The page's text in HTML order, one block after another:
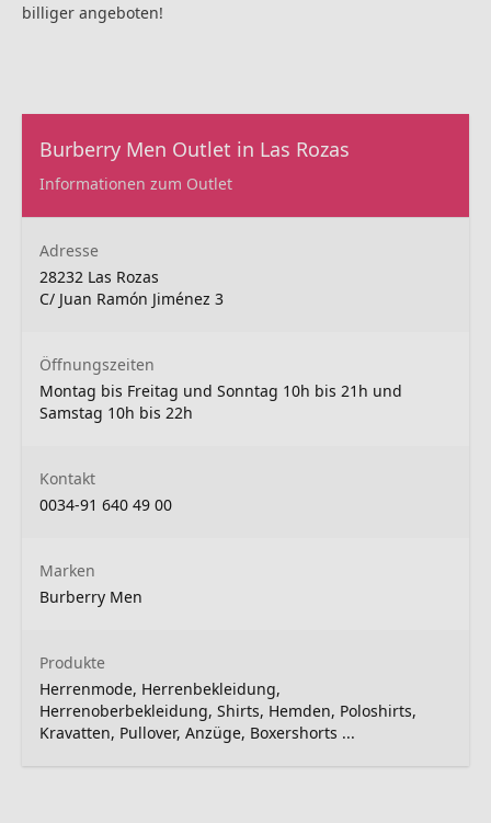
billiger angeboten!
Burberry Men Outlet in Las Rozas
Informationen zum Outlet
Adresse
28232 Las Rozas
C/ Juan Ramón Jiménez 3
Öffnungszeiten
Montag bis Freitag und Sonntag 10h bis 21h und
Samstag 10h bis 22h
Kontakt
0034-91 640 49 00
Marken
Burberry Men
Produkte
Herrenmode, Herrenbekleidung,
Herrenoberbekleidung, Shirts, Hemden, Poloshirts,
Kravatten, Pullover, Anzüge, Boxershorts ...